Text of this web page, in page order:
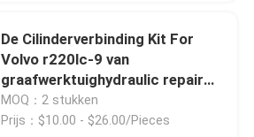
De Cilinderverbinding Kit For
Volvo r220lc-9 van
graafwerktuighydraulic repair
arm
MOQ：2 stukken
Prijs：$10.00 - $26.00/Pieces